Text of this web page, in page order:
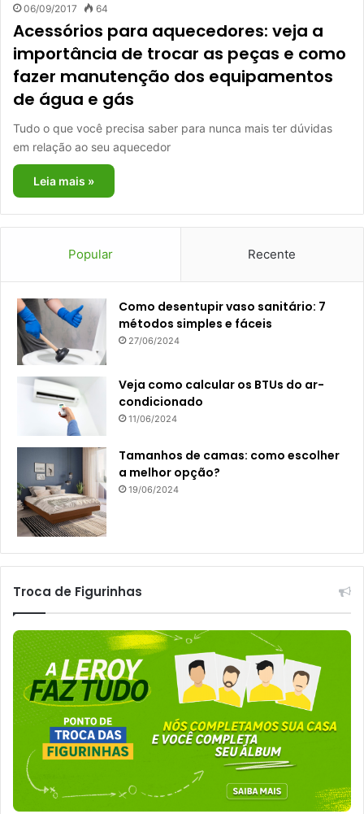
06/09/2017 64
Acessórios para aquecedores: veja a
importância de trocar as peças e como
fazer manutenção dos equipamentos
de água e gás
Tudo o que você precisa saber para nunca mais ter dúvidas
em relação ao seu aquecedor
Leia mais »
Popular Recente
Como desentupir vaso sanitário: 7
métodos simples e fáceis
27/06/2024
Veja como calcular os BTUs do ar-
condicionado
11/06/2024
Tamanhos de camas: como escolher
a melhor opção?
19/06/2024
Troca de Figurinhas